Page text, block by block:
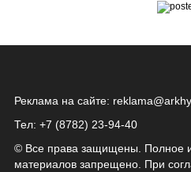
Реклама на сайте:
Тел: +7 (8782) 23‑94‑40
© Все права защищены. Полное
материалов запрещено. При